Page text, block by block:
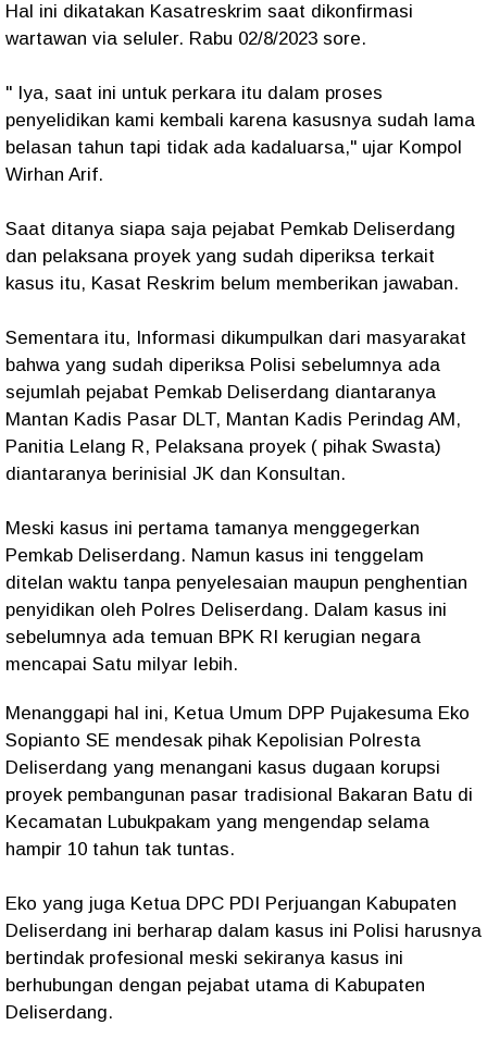
Hal ini dikatakan Kasatreskrim saat dikonfirmasi
wartawan via seluler. Rabu 02/8/2023 sore.
" Iya, saat ini untuk perkara itu dalam proses
penyelidikan kami kembali karena kasusnya sudah lama
belasan tahun tapi tidak ada kadaluarsa," ujar Kompol
Wirhan Arif.
Saat ditanya siapa saja pejabat Pemkab Deliserdang
dan pelaksana proyek yang sudah diperiksa terkait
kasus itu, Kasat Reskrim belum memberikan jawaban.
Sementara itu, Informasi dikumpulkan dari masyarakat
bahwa yang sudah diperiksa Polisi sebelumnya ada
sejumlah pejabat Pemkab Deliserdang diantaranya
Mantan Kadis Pasar DLT, Mantan Kadis Perindag AM,
Panitia Lelang R, Pelaksana proyek ( pihak Swasta)
diantaranya berinisial JK dan Konsultan.
Meski kasus ini pertama tamanya menggegerkan
Pemkab Deliserdang. Namun kasus ini tenggelam
ditelan waktu tanpa penyelesaian maupun penghentian
penyidikan oleh Polres Deliserdang. Dalam kasus ini
sebelumnya ada temuan BPK RI kerugian negara
mencapai Satu milyar lebih.
Menanggapi hal ini, Ketua Umum DPP Pujakesuma Eko
Sopianto SE mendesak pihak Kepolisian Polresta
Deliserdang yang menangani kasus dugaan korupsi
proyek pembangunan pasar tradisional Bakaran Batu di
Kecamatan Lubukpakam yang mengendap selama
hampir 10 tahun tak tuntas.
Eko yang juga Ketua DPC PDI Perjuangan Kabupaten
Deliserdang ini berharap dalam kasus ini Polisi harusnya
bertindak profesional meski sekiranya kasus ini
berhubungan dengan pejabat utama di Kabupaten
Deliserdang.